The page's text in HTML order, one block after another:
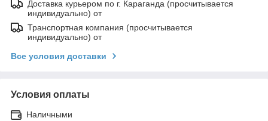
Доставка курьером по г. Караганда (просчитывается
индивидуально) от
Транспортная компания (просчитывается
индивидуально) от
Все условия доставки
Условия оплаты
Наличными